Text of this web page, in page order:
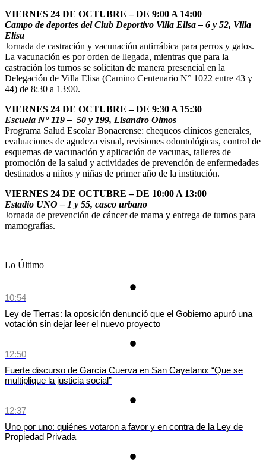
VIERNES 24 DE OCTUBRE – DE 9:00 A 14:00
Campo de deportes del Club Deportivo Villa Elisa – 6 y 52, Villa
Elisa
Jornada de castración y vacunación antirrábica para perros y gatos.
La vacunación es por orden de llegada, mientras que para la
castración los turnos se solicitan de manera presencial en la
Delegación de Villa Elisa (Camino Centenario N° 1022 entre 43 y
44) de 8:30 a 13:00.
VIERNES 24 DE OCTUBRE – DE 9:30 A 15:30
Escuela N° 119 – 50 y 199, Lisandro Olmos
Programa Salud Escolar Bonaerense: chequeos clínicos generales,
evaluaciones de agudeza visual, revisiones odontológicas, control de
esquemas de vacunación y aplicación de vacunas, talleres de
promoción de la salud y actividades de prevención de enfermedades
destinados a niños y niñas de primer año de la institución.
VIERNES 24 DE OCTUBRE – DE 10:00 A 13:00
Estadio UNO – 1 y 55, casco urbano
Jornada de prevención de cáncer de mama y entrega de turnos para
mamografías.
Lo Último
10:54
Ley de Tierras: la oposición denunció que el Gobierno apuró una
votación sin dejar leer el nuevo proyecto
12:50
Fuerte discurso de García Cuerva en San Cayetano: “Que se
multiplique la justicia social”
12:37
Uno por uno: quiénes votaron a favor y en contra de la Ley de
Propiedad Privada